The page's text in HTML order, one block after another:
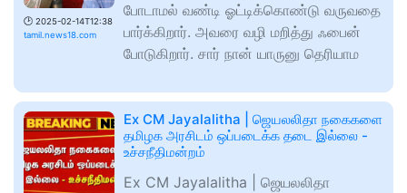
🕑 2025-02-14T12:38
tamil.news18.com
போடாமல் வண்டி ஓட்டிக்கொண்டு வருவதை
பார்க்கிறார். அவரை வழி மறித்து ஃபைன்
போடுகிறார். சார் நான் யாருனு தெரியாம
Ex CM Jayalalitha | ஜெயலலிதா நகைகளை
தமிழக அரசிடம் ஒப்படைக்க தடை இல்லை -
உச்சநீதிமன்றம்
Ex CM Jayalalitha | ஜெயலலிதா